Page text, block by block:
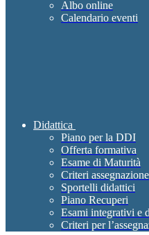
Albo online
Calendario eventi
Didattica
Piano per la DDI
Offerta formativa
Esame di Maturità
Criteri
Sportelli didattici
Piano Recuperi
Esami integrativi e
Criteri per